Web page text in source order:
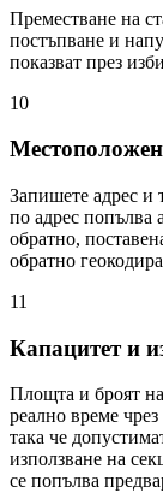
Преместване на
постъпване и
показват през
10
Запишете адрес и
по адрес попълва
обратно,
обратно
11
Капацитет и
Площта и броят
реално време
така че
използване на
се попълва